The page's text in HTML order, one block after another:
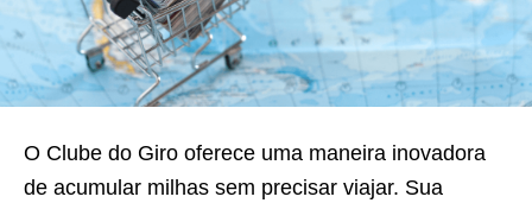
O Clube do Giro oferece uma maneira inovadora
de acumular milhas sem precisar viajar. Sua